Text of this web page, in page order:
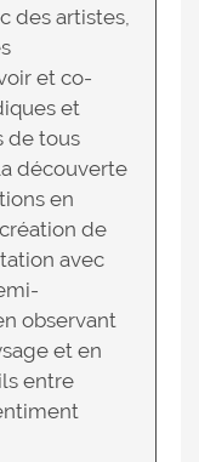
des artistes,
et co-
et
de tous
découverte
en
de
avec
observant
et en
entre